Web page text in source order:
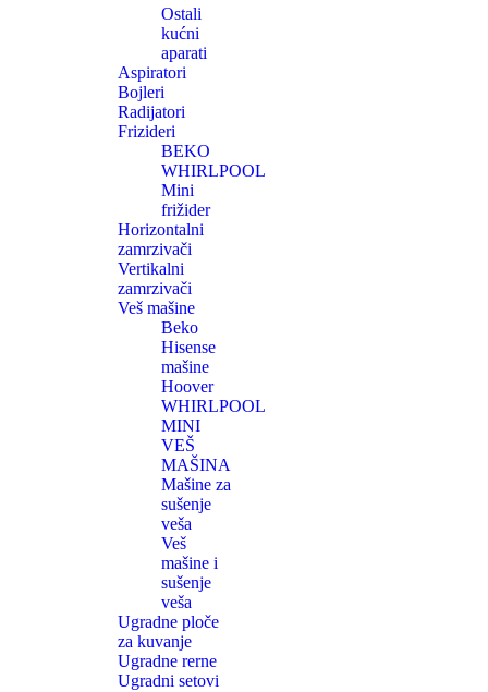
Ostali
kućni
aparati
Aspiratori
Bojleri
Radijatori
Frizideri
BEKO
WHIRLPOOL
Mini
frižider
Horizontalni
zamrzivači
Vertikalni
zamrzivači
Veš mašine
Beko
Hisense
mašine
Hoover
WHIRLPOOL
MINI
VEŠ
MAŠINA
Mašine za
sušenje
veša
Veš
mašine i
sušenje
veša
Ugradne ploče
za kuvanje
Ugradne rerne
Ugradni setovi